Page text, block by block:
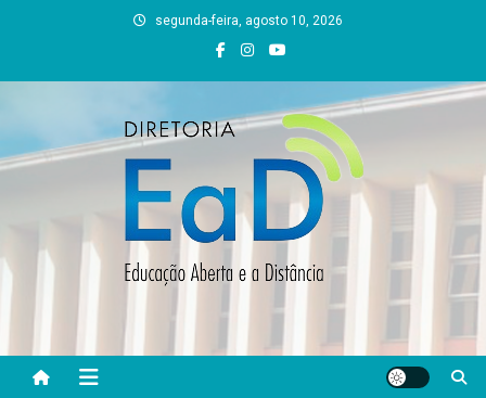
segunda-feira, agosto 10, 2026
DEAD UFVJM